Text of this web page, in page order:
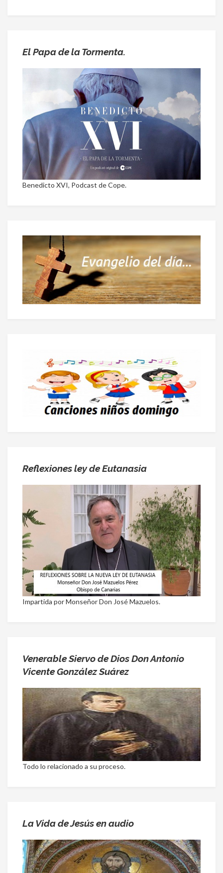
El Papa de la Tormenta.
Benedicto XVI, Podcast de Cope.
Reflexiones ley de Eutanasia
Impartida por Monseñor Don José Mazuelos.
Venerable Siervo de Dios Don Antonio
Vicente González Suárez
Todo lo relacionado a su proceso.
La Vida de Jesús en audio